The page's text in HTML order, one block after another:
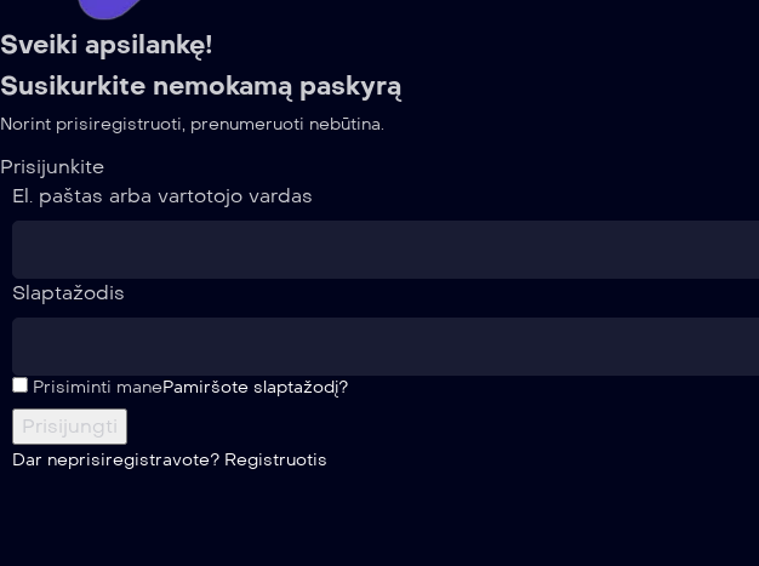
Sveiki apsilankę!
Susikurkite nemokamą paskyrą
Norint prisiregistruoti, prenumeruoti nebūtina.
Prisijunkite
El. paštas arba vartotojo vardas
Slaptažodis
Prisiminti manePamiršote slaptažodį?
Dar neprisiregistravote? Registruotis